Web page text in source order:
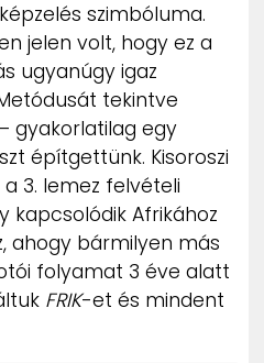
szimbóluma.
jelen volt, hogy ez a
ugyanúgy igaz
tekintve
gyakorlatilag egy
építgettünk. Kisoroszi
a 3. lemez felvételi
kapcsolódik Afrikához
ahogy bármilyen más
folyamat 3 éve alatt
FRIK-et és mindent